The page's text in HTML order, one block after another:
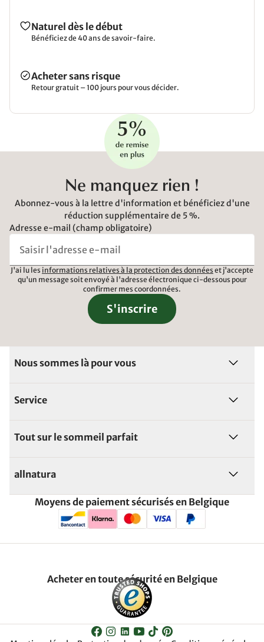
Naturel dès le début
Bénéficiez de 40 ans de savoir-faire.
Acheter sans risque
Retour gratuit – 100 jours pour vous décider.
Ne manquez rien !
Abonnez-vous à la lettre d'information et bénéficiez d'une
réduction supplémentaire de 5 %.
Adresse e-mail (champ obligatoire)
J'ai lu les informations relatives à la protection des données et j'accepte
qu'un message soit envoyé à l'adresse électronique ci-dessous pour
confirmer mes coordonnées.
S'inscrire
Nous sommes là pour vous
Service
Tout sur le sommeil parfait
allnatura
Moyens de paiement sécurisés en Belgique
Acheter en toute sécurité en Belgique